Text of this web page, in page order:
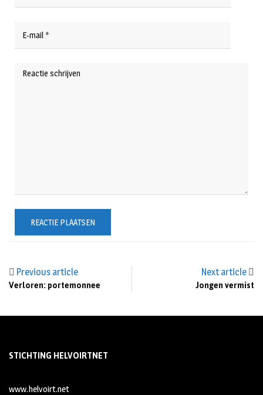
Previous article
Verloren: portemonnee
Next article
Jongen vermist
STICHTING HELVOIRTNET
www.helvoirt.net